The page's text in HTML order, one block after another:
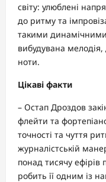
світу: улюблені
до ритму та
такими
вибудувана
ноти.
Цікаві факти
– Остап Дроздов
флейти та
точності та чуття
журналістській
понад тисячу
робить її одним із